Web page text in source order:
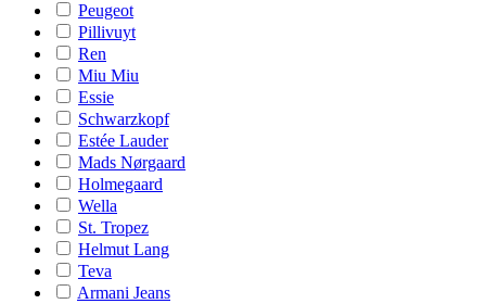
Peugeot
Pillivuyt
Ren
Miu Miu
Essie
Schwarzkopf
Estée Lauder
Mads Nørgaard
Holmegaard
Wella
St. Tropez
Helmut Lang
Teva
Armani Jeans